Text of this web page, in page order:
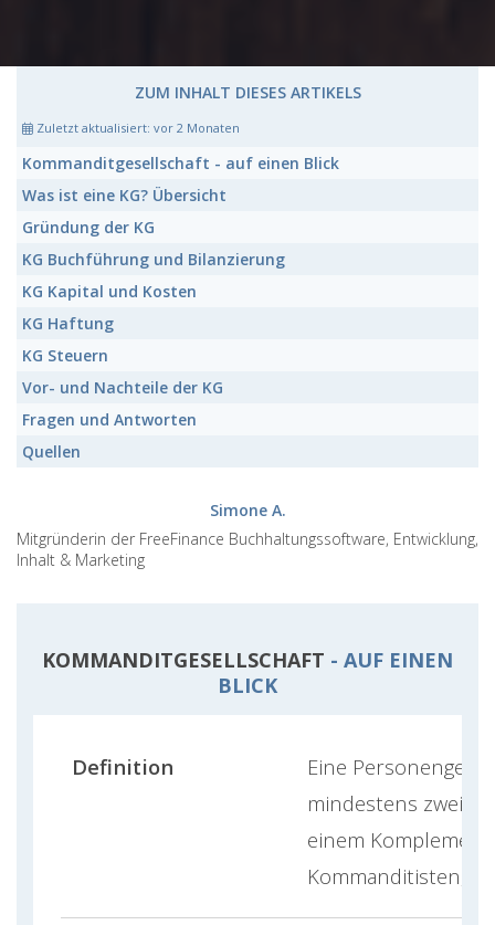
ZUM INHALT DIESES ARTIKELS
Zuletzt aktualisiert: vor 2 Monaten
Kommanditgesellschaft - auf einen Blick
Was ist eine KG? Übersicht
Gründung der KG
KG Buchführung und Bilanzierung
KG Kapital und Kosten
KG Haftung
KG Steuern
Vor- und Nachteile der KG
Fragen und Antworten
Quellen
Simone A.
Mitgründerin der FreeFinance Buchhaltungssoftware, Entwicklung,
Inhalt & Marketing
KOMMANDITGESELLSCHAFT - AUF EINEN
BLICK
Definition
Eine
mindestens zwei
einem
Kommanditisten,